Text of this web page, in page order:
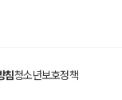
침청소년보호정책